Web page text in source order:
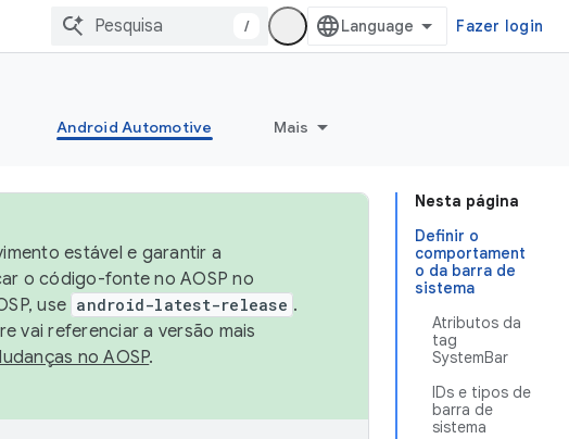
/ Fazer login
Android Automotive Mais
Nesta página
Definir o
comportament
o da barra de
sistema
Atributos da
tag
SystemBar
IDs e tipos de
barra de
sistema
estável e garantir a
o código-fonte no AOSP no
use android-latest-release .
vai referenciar a versão mais
no AOSP.